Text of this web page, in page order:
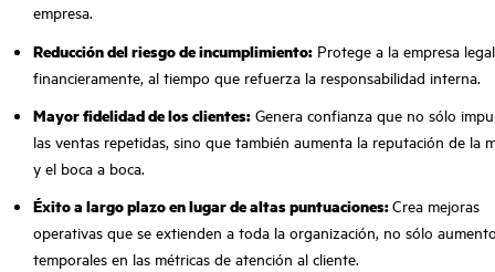
empresa.
Reducción del riesgo de incumplimiento: Protege a la empresa
financieramente, al tiempo que refuerza la responsabilidad interna.
Mayor fidelidad de los clientes: Genera confianza que no sólo
las ventas repetidas, sino que también aumenta la reputación de la
y el boca a boca.
Éxito a largo plazo en lugar de altas puntuaciones:Crea mejoras
operativas que se extienden a toda la organización, no sólo
temporales en las métricas de atención al cliente.